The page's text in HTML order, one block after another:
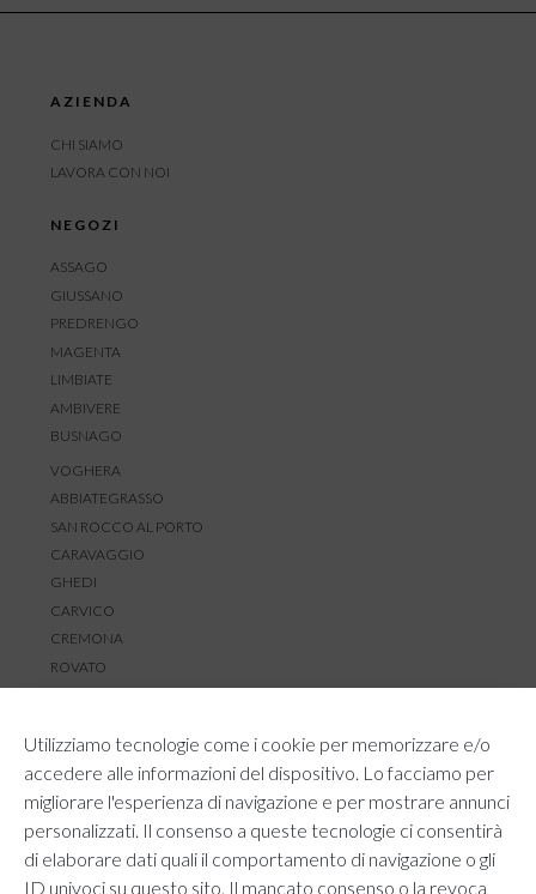
Utilizziamo tecnologie come i cookie per memorizzare e/o
accedere alle informazioni del dispositivo. Lo facciamo per
migliorare l'esperienza di navigazione e per mostrare annunci
personalizzati. Il consenso a queste tecnologie ci consentirà
di elaborare dati quali il comportamento di navigazione o gli
ID univoci su questo sito. Il mancato consenso o la revoca
AZIENDA
CHI SIAMO
LAVORA CON NOI
NEGOZI
ASSAGO
GIUSSANO
PREDRENGO
MAGENTA
LIMBIATE
AMBIVERE
BUSNAGO
VOGHERA
ABBIATEGRASSO
SAN ROCCO AL PORTO
CARAVAGGIO
GHEDI
CARVICO
CREMONA
ROVATO
RESI E RIMBORSI
REGOLAMENTO LOYALTY